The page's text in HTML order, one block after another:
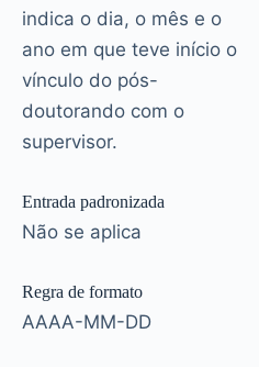
indica o dia, o mês e o
ano em que teve início o
vínculo do pós-
doutorando com o
supervisor.
Entrada padronizada
Não se aplica
Regra de formato
AAAA-MM-DD